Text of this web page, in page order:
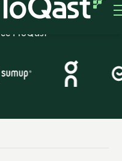
le monde clôturent
FloQast